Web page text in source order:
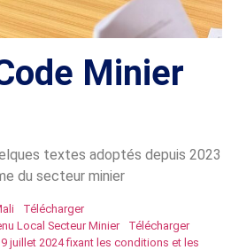
Minier
textes adoptés depuis 2023
du secteur minier
Télécharger
Local Secteur Minier
Télécharger
juillet 2024 fixant les conditions et les